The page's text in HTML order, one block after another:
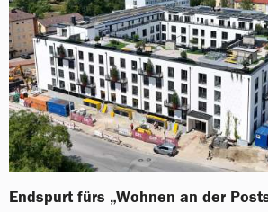
Endspurt fürs „Wohnen an der